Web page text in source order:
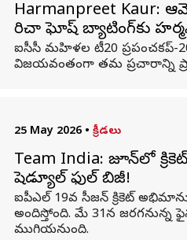
Harmanpreet Kaur:
రిచా ఘోష్ బ్యాటింగ్‌కు
ఐసీసీ మహిళల టీ20 ప్రపంచకప్-
విజయవంతంగా తమ ప్రచారాన్ని
25 May 2026 • క్రీడలు
Team India: జూన్‌లో
షెడ్యూల్ ఫుల్ బిజీ!
ఐపీఎల్ 19వ సీజన్ క్రికెట్
అందిస్తోంది. మే 31న
ముగియనుంది.